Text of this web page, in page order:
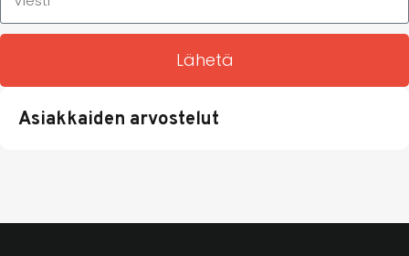
Lähetä
Asiakkaiden arvostelut